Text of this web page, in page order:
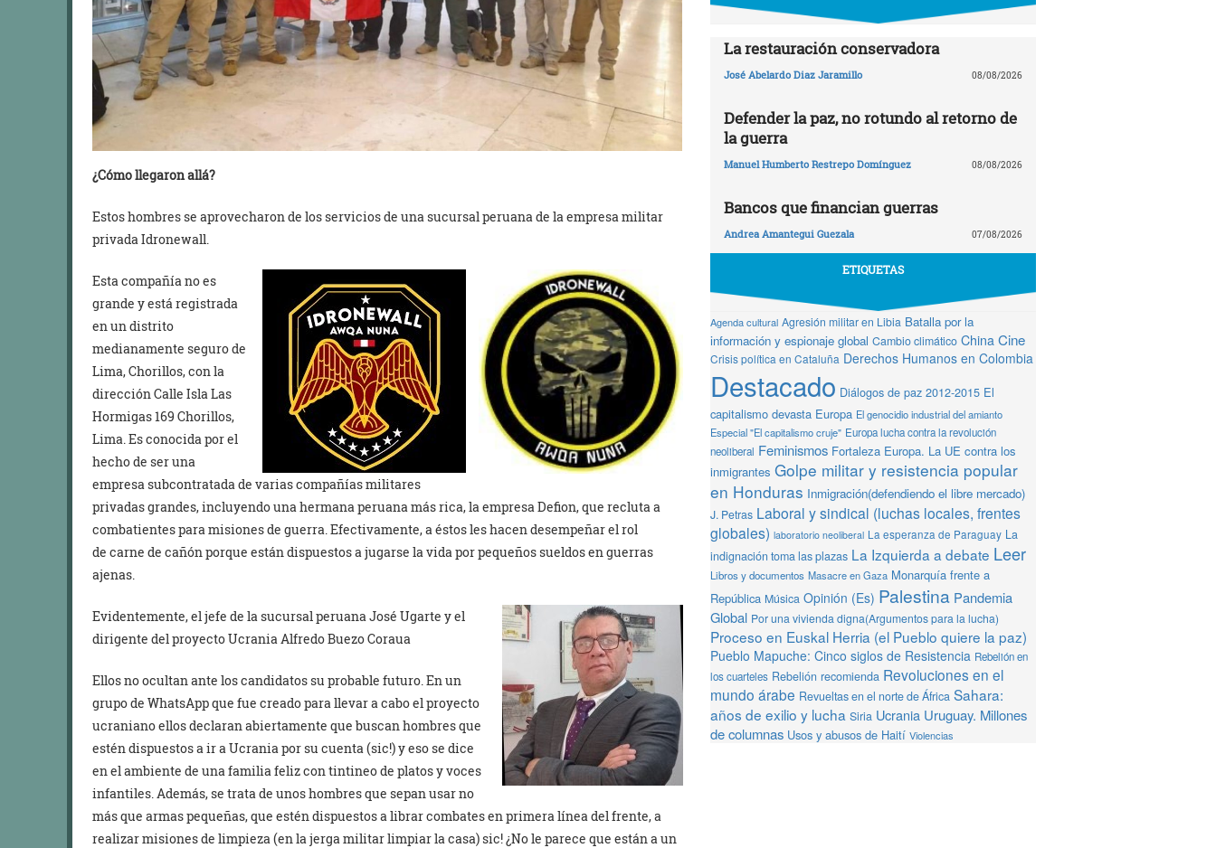
¿Cómo llegaron allá?
Estos hombres se aprovecharon de los servicios de una sucursal peruana de la empresa militar
privada Idronewall.
Esta compañía no es
grande y está registrada
en un distrito
medianamente seguro de
Lima, Chorillos, con la
dirección Calle Isla Las
Hormigas 169 Chorillos,
Lima. Es conocida por el
hecho de ser una
empresa subcontratada de varias compañías militares
privadas grandes, incluyendo una hermana peruana más rica, la empresa Defion, que recluta a
combatientes para misiones de guerra. Efectivamente, a éstos les hacen desempeñar el rol
de carne de cañón porque están dispuestos a jugarse la vida por pequeños sueldos en guerras
ajenas.
Evidentemente, el jefe de la sucursal peruana José Ugarte y el
dirigente del proyecto Ucrania Alfredo Buezo Coraua
Ellos no ocultan ante los candidatos su probable futuro. En un
grupo de WhatsApp que fue creado para llevar a cabo el proyecto
ucraniano ellos declaran abiertamente que buscan hombres que
estén dispuestos a ir a Ucrania por su cuenta (sic!) y eso se dice
en el ambiente de una familia feliz con tintineo de platos y voces
infantiles. Además, se trata de unos hombres que sepan usar no
más que armas pequeñas, que estén dispuestos a librar combates en primera línea del frente, a
realizar misiones de limpieza (en la jerga militar limpiar la casa) sic! ¿No le parece que están a un
La restauración conservadora
José Abelardo Diaz Jaramillo 08/08/2026
Defender la paz, no rotundo al retorno de
la guerra
Manuel Humberto Restrepo Domínguez 08/08/2026
Bancos que financian guerras
Andrea Amantegui Guezala 07/08/2026
ETIQUETAS
Agenda cultural Agresión militar en Libia Batalla por la
información y espionaje global Cambio climático China Cine
Crisis política en Cataluña Derechos Humanos en Colombia
Destacado Diálogos de paz 2012-2015 El
capitalismo devasta Europa El genocidio industrial del amianto
Especial "El capitalismo cruje" Europa lucha contra la revolución
neoliberal Feminismos Fortaleza Europa. La UE contra los
inmigrantes Golpe militar y resistencia popular
en Honduras Inmigración(defendiendo el libre mercado)
J. Petras Laboral y sindical (luchas locales, frentes
globales) laboratorio neoliberal La esperanza de Paraguay La
indignación toma las plazas La Izquierda a debate Leer
Libros y documentos Masacre en Gaza Monarquía frente a
República Música Opinión (Es) Palestina Pandemia
Global Por una vivienda digna(Argumentos para la lucha)
Proceso en Euskal Herria (el Pueblo quiere la paz)
Pueblo Mapuche: Cinco siglos de Resistencia Rebelión en
los cuarteles Rebelión recomienda Revoluciones en el
mundo árabe Revueltas en el norte de África Sahara:
años de exilio y lucha Siria Ucrania Uruguay. Millones
de columnas Usos y abusos de Haití Violencias